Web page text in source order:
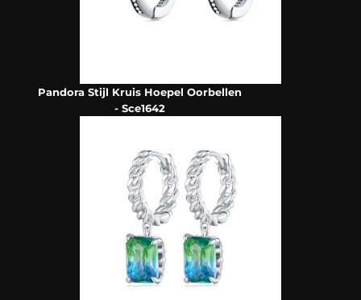
Pandora Stijl Kruis Hoepel Oorbellen
- Sce1642